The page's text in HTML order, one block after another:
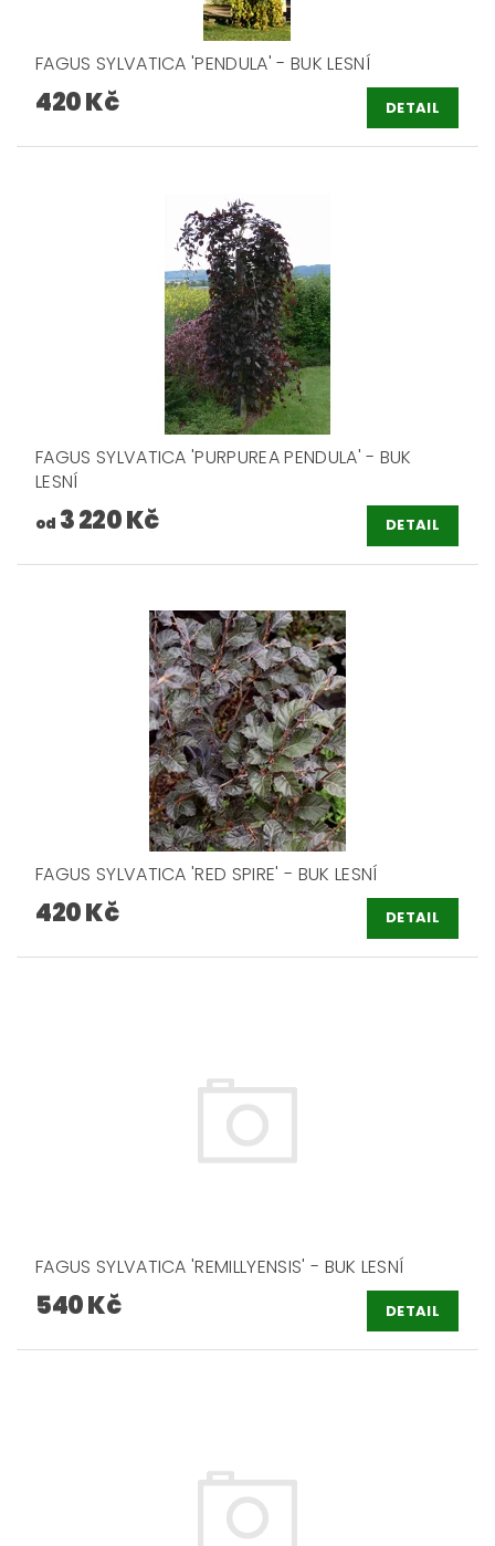
FAGUS SYLVATICA 'PENDULA' - BUK LESNÍ
420 Kč DETAIL
FAGUS SYLVATICA 'PURPUREA PENDULA' - BUK
LESNÍ
od 3 220 Kč DETAIL
FAGUS SYLVATICA 'RED SPIRE' - BUK LESNÍ
420 Kč DETAIL
FAGUS SYLVATICA 'REMILLYENSIS' - BUK LESNÍ
540 Kč DETAIL